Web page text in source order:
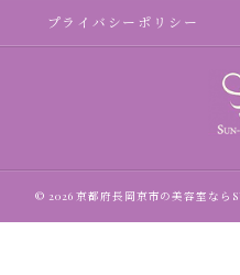
プライバシーポリシー
© 2026 京都府長岡京市の美容室なら